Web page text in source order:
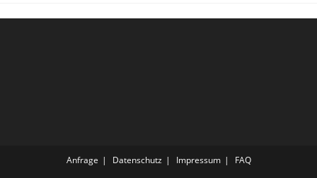
Anfrage Datenschutz Impressum FAQ